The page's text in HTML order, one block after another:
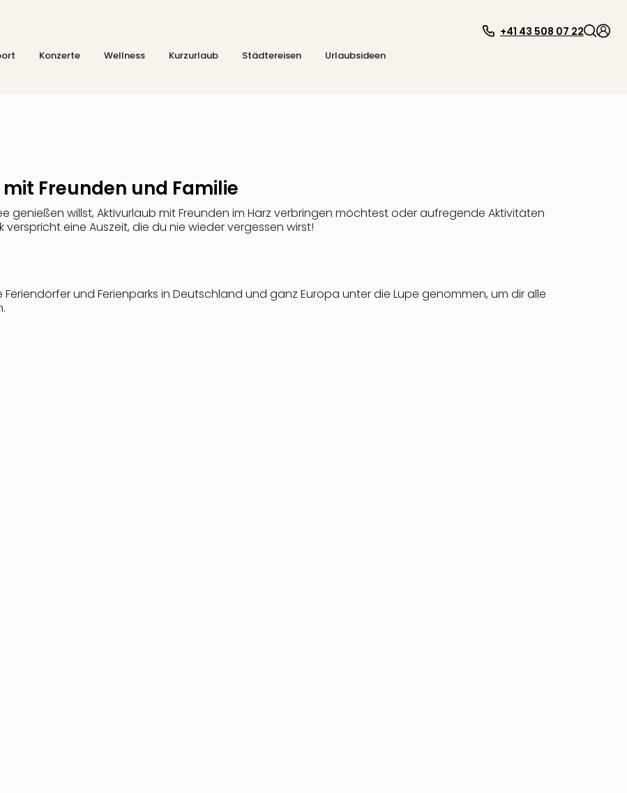
Konzerte Wellness Kurzurlaub Städtereisen
Urlaubsideen
+41 43 508 07 22
Freunden und Familie
genießen willst, Aktivurlaub mit Freunden im Harz verbringen möchtest oder aufregende Aktivitäten
eine Auszeit, die du nie wieder vergessen wirst!
und Ferienparks in Deutschland und ganz Europa unter die Lupe genommen, um dir alle